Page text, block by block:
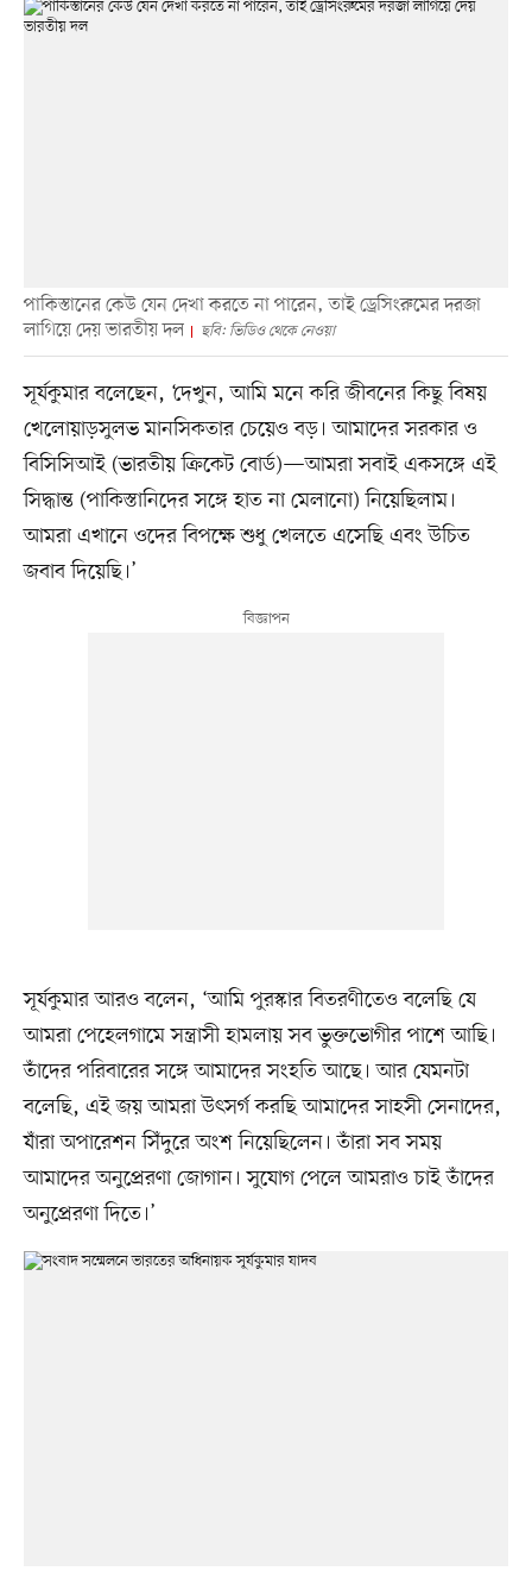
পাকিস্তানের কেউ যেন দেখা করতে না পারেন, তাই ড্রেসিংরুমের দরজা
লাগিয়ে দেয় ভারতীয় দল
ছবি: ভিডিও থেকে নেওয়া
সূর্যকুমার বলেছেন, ‘দেখুন, আমি মনে করি জীবনের কিছু বিষয়
খেলোয়াড়সুলভ মানসিকতার চেয়েও বড়। আমাদের সরকার ও
বিসিসিআই (ভারতীয় ক্রিকেট বোর্ড)—আমরা সবাই একসঙ্গে এই
সিদ্ধান্ত (পাকিস্তানিদের সঙ্গে হাত না মেলানো) নিয়েছিলাম।
আমরা এখানে ওদের বিপক্ষে শুধু খেলতে এসেছি এবং উচিত
জবাব দিয়েছি।’
সূর্যকুমার আরও বলেন, ‘আমি পুরস্কার বিতরণীতেও বলেছি যে
আমরা পেহেলগামে সন্ত্রাসী হামলায় সব ভুক্তভোগীর পাশে আছি।
তাঁদের পরিবারের সঙ্গে আমাদের সংহতি আছে। আর যেমনটা
বলেছি, এই জয় আমরা উৎসর্গ করছি আমাদের সাহসী সেনাদের,
যাঁরা অপারেশন সিঁদুরে অংশ নিয়েছিলেন। তাঁরা সব সময়
আমাদের অনুপ্রেরণা জোগান। সুযোগ পেলে আমরাও চাই তাঁদের
অনুপ্রেরণা দিতে।’